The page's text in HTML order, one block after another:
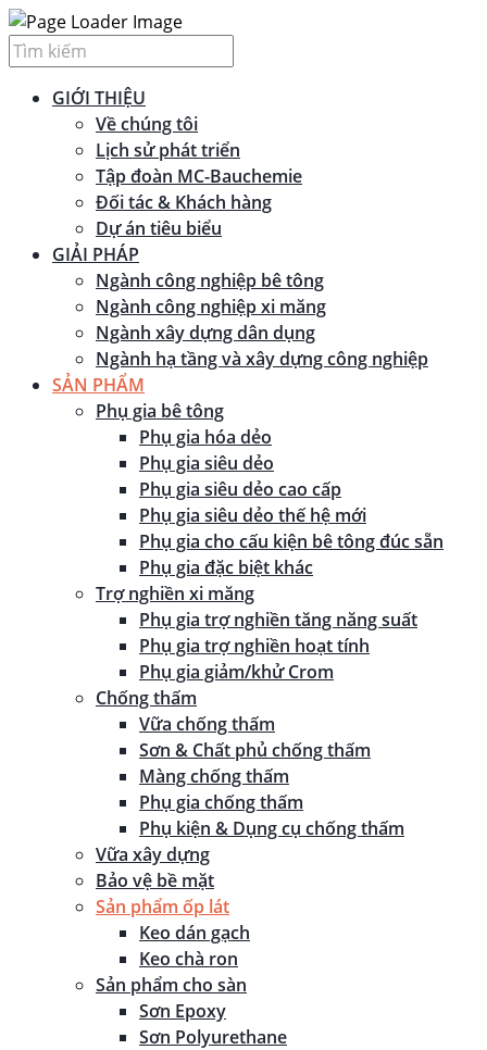
GIỚI THIỆU
Về chúng tôi
Lịch sử phát triển
Tập đoàn MC-Bauchemie
Đối tác & Khách hàng
Dự án tiêu biểu
GIẢI PHÁP
Ngành công nghiệp bê tông
Ngành công nghiệp xi măng
Ngành xây dựng dân dụng
Ngành hạ tầng và xây dựng công nghiệp
SẢN PHẨM
Phụ gia bê tông
Phụ gia hóa dẻo
Phụ gia siêu dẻo
Phụ gia siêu dẻo cao cấp
Phụ gia siêu dẻo thế hệ mới
Phụ gia cho cấu kiện bê tông đúc sẵn
Phụ gia đặc biệt khác
Trợ nghiền xi măng
Phụ gia trợ nghiền tăng năng suất
Phụ gia trợ nghiền hoạt tính
Phụ gia giảm/khử Crom
Chống thấm
Vữa chống thấm
Sơn & Chất phủ chống thấm
Màng chống thấm
Phụ gia chống thấm
Phụ kiện & Dụng cụ chống thấm
Vữa xây dựng
Bảo vệ bề mặt
Sản phẩm ốp lát
Keo dán gạch
Keo chà ron
Sản phẩm cho sàn
Sơn Epoxy
Sơn Polyurethane